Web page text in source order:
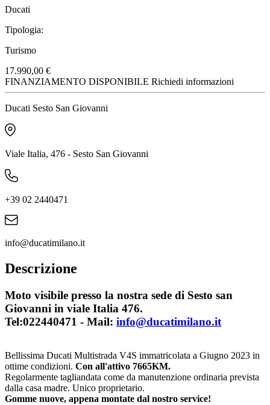
Ducati
Tipologia:
Turismo
17.990,00 €
FINANZIAMENTO DISPONIBILE Richiedi informazioni
Ducati Sesto San Giovanni
Viale Italia, 476 - Sesto San Giovanni
+39 02 2440471
info@ducatimilano.it
Descrizione
Moto visibile presso la nostra sede di Sesto san
Giovanni in viale Italia 476.
Tel:022440471 - Mail: info@ducatimilano.it
Bellissima Ducati Multistrada V4S immatricolata a Giugno 2023 in
ottime condizioni. Con all'attivo 7665KM.
Regolarmente tagliandata come da manutenzione ordinaria prevista
dalla casa madre. Unico proprietario.
Gomme nuove, appena montate dal nostro service!